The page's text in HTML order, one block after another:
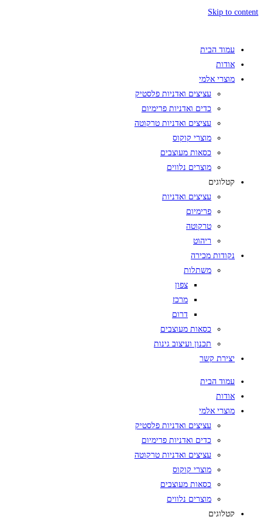
Skip to content
עמוד הבית
אודות
מוצרי אלמי
עציצים ואדניות פלסטיק
כדים ואדניות פרימיום
עציצים ואדניות טרקוטה
מוצרי קוקוס
כסאות מעוצבים
מוצרים נלווים
קטלוגים
עציצים ואדניות
פרימיום
טרקוטה
ריהוט
נקודות מכירה
משתלות
צפון
מרכז
דרום
כסאות מעוצבים
תכנון ועיצוב גינות
יצירת קשר
עמוד הבית
אודות
מוצרי אלמי
עציצים ואדניות פלסטיק
כדים ואדניות פרימיום
עציצים ואדניות טרקוטה
מוצרי קוקוס
כסאות מעוצבים
מוצרים נלווים
קטלוגים